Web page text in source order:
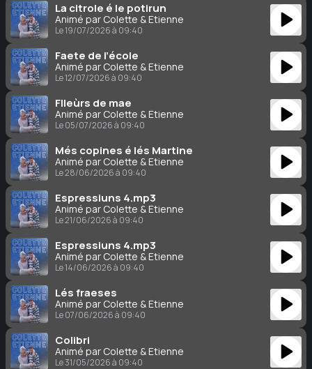
La citrole é le potirun
Animé par Colette & Étienne
Le 19/07/2026 à 09:40
Faete de l’école
Animé par Colette & Étienne
Le 12/07/2026 à 09:40
Flleùrs de mae
Animé par Colette & Étienne
Le 05/07/2026 à 09:40
Més copines é lés Martine
Animé par Colette & Étienne
Le 28/06/2026 à 09:40
Espressiuns 4.mp3
Animé par Colette & Étienne
Le 21/06/2026 à 09:40
Espressiuns 4.mp3
Animé par Colette & Étienne
Le 14/06/2026 à 09:40
Lés fraeses
Animé par Colette & Étienne
Le 07/06/2026 à 09:40
Colibri
Animé par Colette & Étienne
Le 31/05/2026 à 09:40